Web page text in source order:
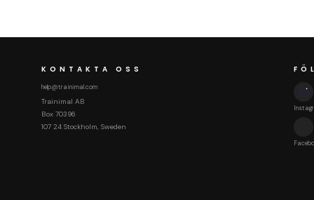
KONTAKTA OSS
help@trainimal.com
Trainimal AB
Box 70396
107 24 Stockholm, Sweden